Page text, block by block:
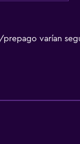
prepago varían